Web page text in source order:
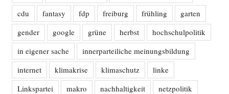
cdu
fantasy fdp freiburg frühling
garten
gender
google grüne herbst
hochschulpolitik
in eigener sache
innerparteiliche meinungsbildung
internet
klimakrise klimaschutz
linke
Linkspartei
makro nachhaltigkeit
netzpolitik